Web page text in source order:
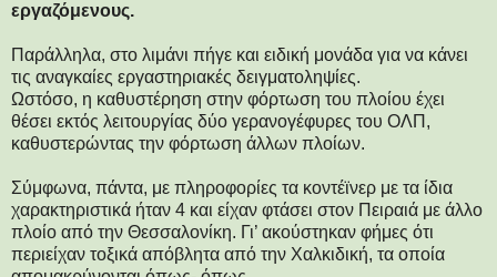
εργαζόμενους.
Παράλληλα, στο λιμάνι πήγε και ειδική μονάδα για να κάνει
τις αναγκαίες εργαστηριακές δειγματοληψίες.
Ωστόσο, η καθυστέρηση στην φόρτωση του πλοίου έχει
θέσει εκτός λειτουργίας δύο γερανογέφυρες του ΟΛΠ,
καθυστερώντας την φόρτωση άλλων πλοίων.
Σύμφωνα, πάντα, με πληροφορίες τα κοντέϊνερ με τα ίδια
χαρακτηριστικά ήταν 4 και είχαν φτάσει στον Πειραιά με άλλο
πλοίο από την Θεσσαλονίκη. Γι’ ακούστηκαν φήμες ότι
περιείχαν τοξικά απόβλητα από την Χαλκιδική, τα οποία